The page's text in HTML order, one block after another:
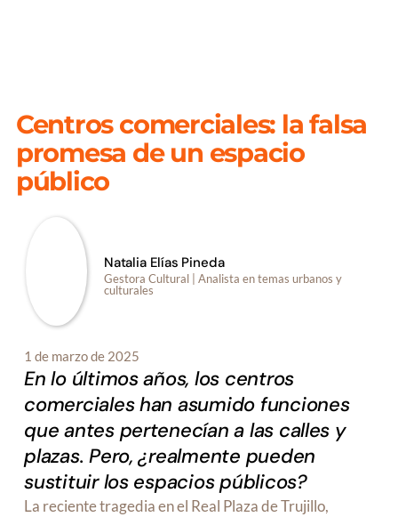
Centros comerciales: la falsa
promesa de un espacio
público
Natalia Elías Pineda
Gestora Cultural | Analista en temas urbanos y
culturales
1 de marzo de 2025
En lo últimos años, los centros
comerciales han asumido funciones
que antes pertenecían a las calles y
plazas. Pero, ¿realmente pueden
sustituir los espacios públicos?
La reciente tragedia en el Real Plaza de Trujillo,